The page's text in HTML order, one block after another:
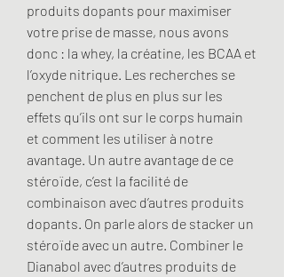
produits dopants pour maximiser
votre prise de masse, nous avons
donc : la whey, la créatine, les BCAA et
l’oxyde nitrique. Les recherches se
penchent de plus en plus sur les
effets qu’ils ont sur le corps humain
et comment les utiliser à notre
avantage. Un autre avantage de ce
stéroïde, c’est la facilité de
combinaison avec d’autres produits
dopants. On parle alors de stacker un
stéroïde avec un autre. Combiner le
Dianabol avec d’autres produits de